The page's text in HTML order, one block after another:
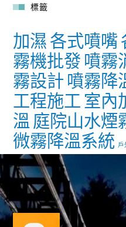
標籤
加濕 各式噴嘴
霧機批發 噴霧
霧設計 噴霧降
工程施工 室內
溫 庭院山水煙
微霧降溫系統 戶